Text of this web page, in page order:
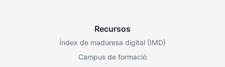
Recursos
Índex de maduresa digital (IMD)
Campus de formació